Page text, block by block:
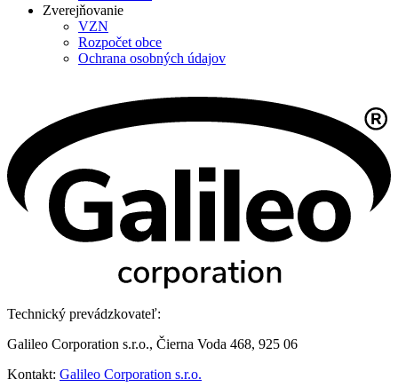
Zverejňovanie
VZN
Rozpočet obce
Ochrana osobných údajov
Technický prevádzkovateľ:
Galileo Corporation s.r.o., Čierna Voda 468, 925 06
Kontakt: Galileo Corporation s.r.o.